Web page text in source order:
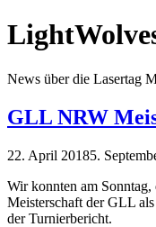
News über die Lasertag
GLL NRW
22. April 20185.
Wir konnten am
Meisterschaft der GLL
der Turnierbericht.